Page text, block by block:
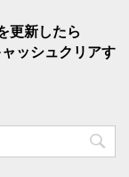
更新したら
ッシュクリアす